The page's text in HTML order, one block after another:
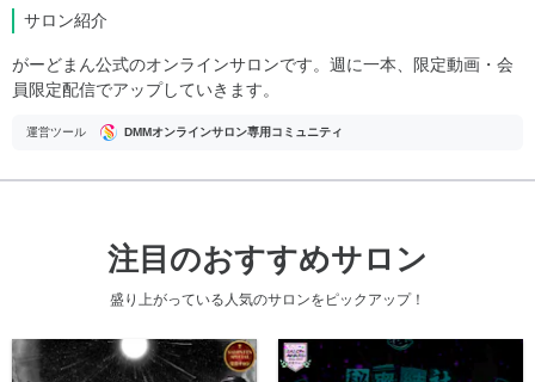
サロン紹介
がーどまん公式のオンラインサロンです。週に一本、限定動画・会
員限定配信でアップしていきます。
運営ツール DMMオンラインサロン専用コミュニティ
注目のおすすめサロン
盛り上がっている人気のサロンをピックアップ！